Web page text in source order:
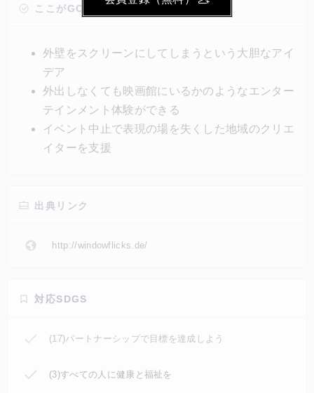
フ・カーコフ氏が考案したこのプロジェクトは、日が
宅の窓辺から映画鑑賞に浸れるようにするというも
となり、表現の場を失った地域のクリエイターらを支
援するGoodアイデア。
ここがGOOD!
外壁をスクリーンにしてしまうという大胆なアイ
デア
外出しなくても映画館にいるかのようなエンター
テインメント体験ができる
イベント中止で表現の場を失くした地域のクリエ
イターを支援
出典リンク
http://windowflicks.de/
対応SDGS
(17)パートナーシップで目標を達成しよう
(3)すべての人に健康と福祉を